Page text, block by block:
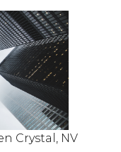
Crystal, NV